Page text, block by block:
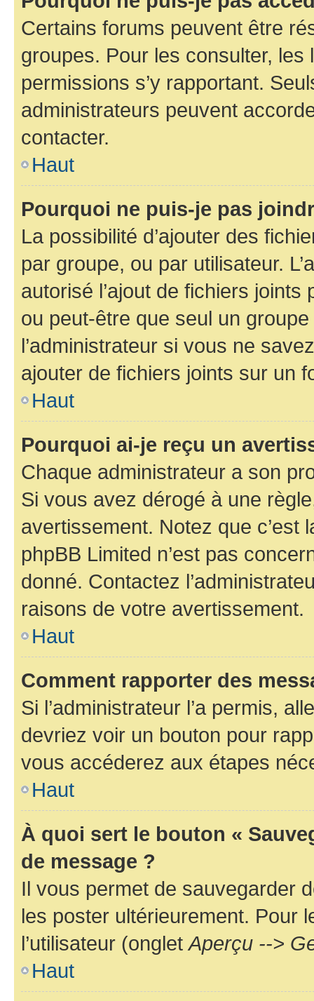
Certains forums peuvent être
groupes. Pour les consulter,
permissions s’y rapportant.
administrateurs peuvent
contacter.
Haut
Pourquoi ne puis-je pas
La possibilité d’ajouter des
par groupe, ou par utilisateur.
autorisé l’ajout de fichiers
ou peut-être que seul un
l’administrateur si vous ne
ajouter de fichiers joints sur un
Haut
Pourquoi ai-je reçu un
Chaque administrateur a son
Si vous avez dérogé à une
avertissement. Notez que c’est
phpBB Limited n’est pas
donné. Contactez
raisons de votre avertissement.
Haut
Comment rapporter des
Si l’administrateur l’a permis,
devriez voir un bouton pour
vous accéderez aux étapes
Haut
À quoi sert le bouton «
de message ?
Il vous permet de sauvegarder
les poster ultérieurement. Pour
l’utilisateur (onglet Aperçu -->
Haut